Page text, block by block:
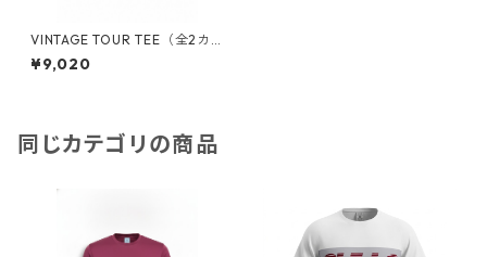
VINTAGE TOUR TEE（全2カ
ラー）1820301030
¥9,020
同じカテゴリの商品